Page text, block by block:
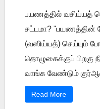
பயணத்தில் வசிய்யத்
சட்டமா? "பயணத்தின்
(வஸிய்யத்) செய்யும்
தொழுகைக்குப் பிறகு
வாங்க வேண்டும்
Read More